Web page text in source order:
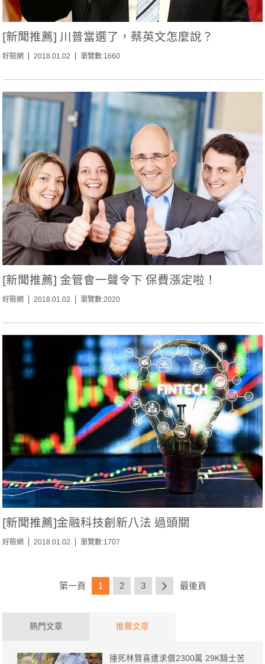
[新聞推薦] 川普當選了，蔡英文怎麼說？
好險網 2018.01.02 瀏覽數:1660
[新聞推薦] 金管會一聲令下 保費漲定啦！
好險網 2018.01.02 瀏覽數:2020
[新聞推薦]金融科技創新八法 過頭關
好險網 2018.01.02 瀏覽數:1707
第一頁 1 2 3 最後頁
熱門文章 推薦文章
撞死林賢喜遭求償2300萬 29K騎士苦